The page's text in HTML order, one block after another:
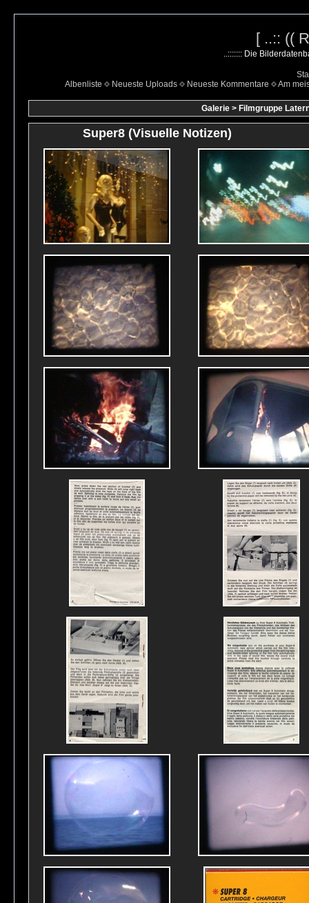
[ ..:: ((
..::::::: Die
Albenliste
Neueste Uploads Neueste Kommentare Am
Galerie > Filmgruppe
Super8 (Visuelle Notizen)